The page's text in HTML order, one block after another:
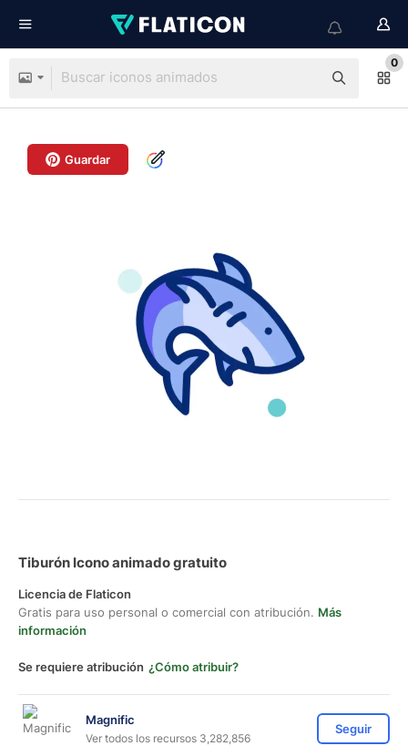
0
Guardar
Tiburón Icono animado gratuito
Licencia de Flaticon
Gratis para uso personal o comercial con atribución. Más
información
Se requiere atribución ¿Cómo atribuir?
Magnific
Ver todos los recursos 3,282,856
Seguir